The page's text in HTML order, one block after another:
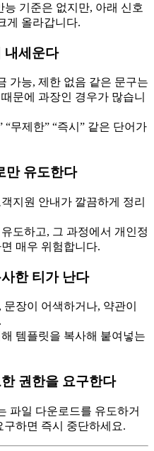
능 기준은 없지만, 아래 신호
게 올라갑니다.
내세운다
가능, 제한 없음 같은 문구는
문에 과장인 경우가 많습니
무제한” “즉시” 같은 단어가
만 유도한다
지원 안내가 깔끔하게 정리
도하고, 그 과정에서 개인정
매우 위험합니다.
한 티가 난다
장이 어색하거나, 약관이
템플릿을 복사해 붙여넣는
권한을 요구한다
파일 다운로드를 유도하거
하면 즉시 중단하세요.